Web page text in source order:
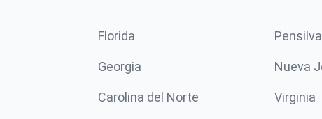
Florida
Georgia Nueva
Carolina del Norte Virginia